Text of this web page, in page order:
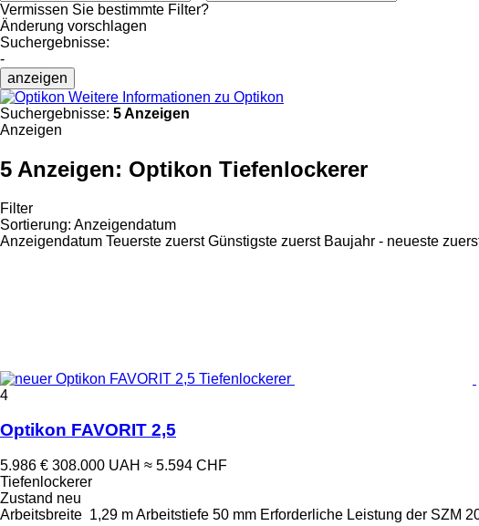
Vermissen Sie bestimmte Filter?
Änderung vorschlagen
Suchergebnisse:
-
anzeigen
Weitere Informationen zu Optikon
Suchergebnisse: 5 Anzeigen
Anzeigen
5 Anzeigen: Optikon Tiefenlockerer
Filter
Sortierung: Anzeigendatum
Anzeigendatum Teuerste zuerst Günstigste zuerst Baujahr - neueste
4
Optikon FAVORIT 2,5
5.986 € 308.000 UAH ≈ 5.594 CHF
Tiefenlockerer
Zustand neu
Arbeitsbreite 1,29 mArbeitstiefe 50 mm Erforderliche Leistung der SZM